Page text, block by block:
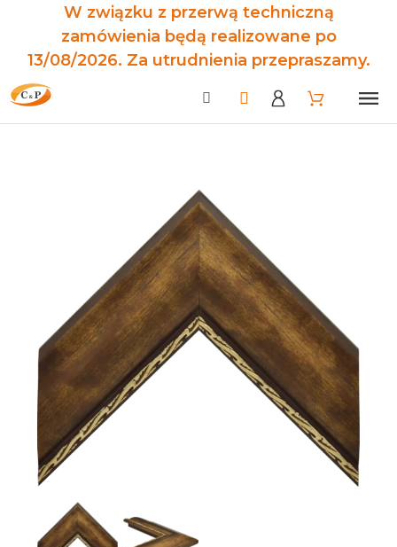
W związku z przerwą techniczną
zamówienia będą realizowane po
13/08/2026. Za utrudnienia przepraszamy.